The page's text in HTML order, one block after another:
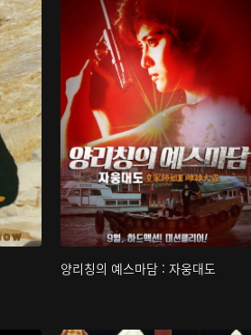
양리칭의 예스마담 : 자웅대도